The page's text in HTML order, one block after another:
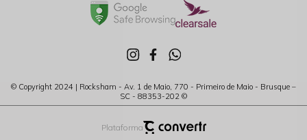
© Copyright 2024 | Rocksham - Av. 1 de Maio, 770 - Primeiro de Maio - Brusque –
SC - 88353-202 ©
Plataforma